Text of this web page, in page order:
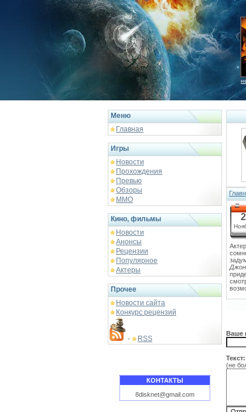
Меню
Главная
Игры
Новости
Прохождения
Превью
Обзоры
ММО
Кино, фильмы
Новости
Анонсы
Рецензии
Популярное
Актеры
Прочее
Новости сайта
Конкурс рецензий
- RSS
КОНТАКТЫ
8disknet@gmail.com
Ваше
Текст:
(не